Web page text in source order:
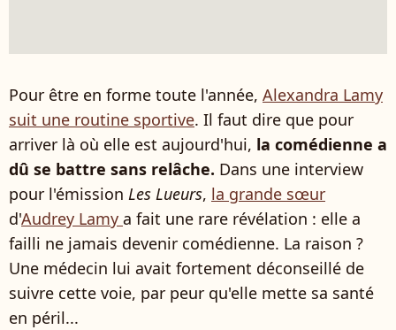
Pour être en forme toute l'année, Alexandra Lamy
suit une routine sportive. Il faut dire que pour
arriver là où elle est aujourd'hui, la comédienne a
dû se battre sans relâche. Dans une interview
pour l'émission Les Lueurs, la grande sœur
d'Audrey Lamy a fait une rare révélation : elle a
failli ne jamais devenir comédienne. La raison ?
Une médecin lui avait fortement déconseillé de
suivre cette voie, par peur qu'elle mette sa santé
en péril...